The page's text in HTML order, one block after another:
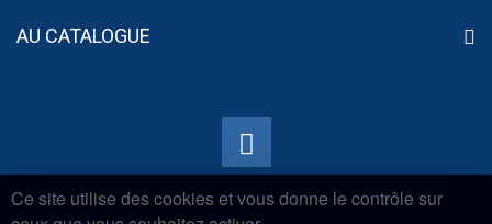
AU CATALOGUE
Ce site utilise des cookies et vous donne le contrôle sur